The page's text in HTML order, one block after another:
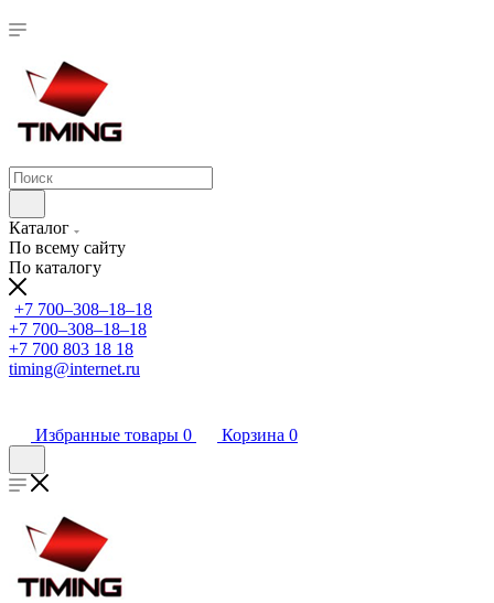
Каталог
По всему сайту
По каталогу
+7 700‒308‒18‒18
+7 700‒308‒18‒18
+7 700 803 18 18
timing@internet.ru
Избранные товары 0 Корзина 0